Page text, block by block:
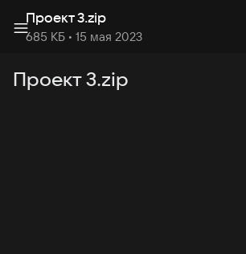
Проект 3.zip
685 КБ • 15 мая 2023
Проект 3.zip